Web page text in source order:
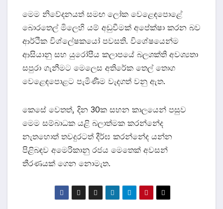
මෙම නිවේදනයත් සමඟ ලෝක වෙළෙඳපොළේ
බොරතෙල් මිලෙහි යම් අඩුවීමක් අපේක්ෂා කරන බව
ආර්ථික විශ්ලේෂකයෝ පවසති. විශේෂයෙන්ම
ආසියානු සහ යුරෝපීය කලාපයේ බලශක්ති අවශ්‍යතා
සපුරා ගැනීමට මෙලෙස අතිරේක තෙල් තොග
වෙළෙඳපොළට පැමිණීම වැදගත් වනු ඇත.
කෙසේ වෙතත්, දින 30ක සහන කාලයෙන් පසුව
මෙම සම්බාධක යළි බලාත්මක කරන්නේද
නැතහොත් තවදුරටත් දීර්ඝ කරන්නේද යන්න
පිළිබඳව අමෙරිකානු රජය මෙතෙක් අවසන්
තීරණයක් ගෙන නොමැත.